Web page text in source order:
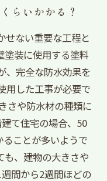
らいかかる？
せない重要な工程と
塗装に使用する塗料
、完全な防水効果を
用した工事が必要で
さや防水材の種類に
て住宅の場合、50
ことが多いようで
も、建物の大きさや
間から2週間ほどの